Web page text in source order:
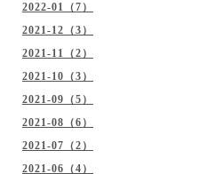
2022-01（7）
2021-12（3）
2021-11（2）
2021-10（3）
2021-09（5）
2021-08（6）
2021-07（2）
2021-06（4）